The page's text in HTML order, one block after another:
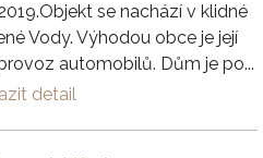
se nachází v klidné
Vody. Výhodou obce je její
automobilů. Dům je po...
detail